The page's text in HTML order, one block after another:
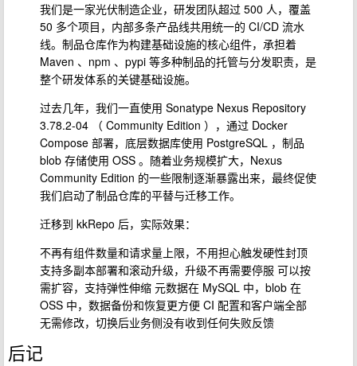
我们是一家光伏制造企业，研发团队超过 500 人，覆盖
50 多个项目，内部多条产品线共用统一的 CI/CD 流水
线。制品仓库作为构建基础设施的核心组件，承担着
Maven 、npm 、pypi 等多种制品的托管与分发职责，是
整个研发体系的关键基础设施。
过去几年，我们一直使用 Sonatype Nexus Repository
3.78.2-04 （ Community Edition ），通过 Docker
Compose 部署，底层数据库使用 PostgreSQL ，制品
blob 存储使用 OSS 。随着业务规模扩大，Nexus
Community Edition 的一些限制逐渐暴露出来，最终促使
我们启动了制品仓库的平替与迁移工作。
迁移到 kkRepo 后，实际效果：
不再有组件数量和请求量上限，不用担心触发硬性封顶
支持多副本部署和滚动升级，升级不再需要停服 可以按
需扩容，支持弹性伸缩 元数据在 MySQL 中，blob 在
OSS 中，数据备份和恢复更方便 CI 配置和客户端全部
无需修改，切换后业务侧没有收到任何失败反馈
后记